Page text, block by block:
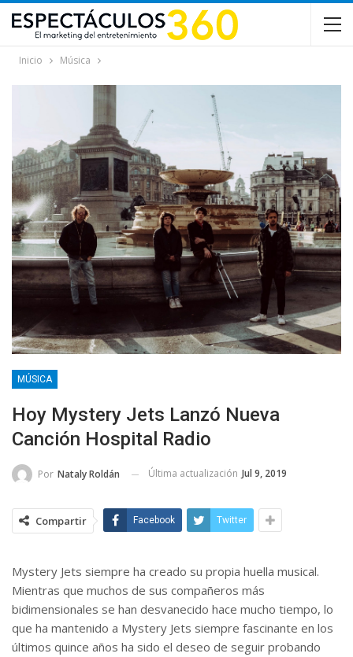
Inicio Música
MÚSICA
Hoy Mystery Jets Lanzó Nueva
Canción Hospital Radio
Por Nataly Roldán Última actualización Jul 9, 2019
Compartir Facebook Twitter
Mystery Jets siempre ha creado su propia huella musical.
Mientras que muchos de sus compañeros más
bidimensionales se han desvanecido hace mucho tiempo, lo
que ha mantenido a Mystery Jets siempre fascinante en los
últimos quince años ha sido el deseo de seguir probando